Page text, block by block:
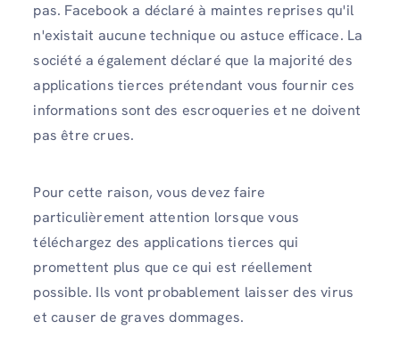
pas. Facebook a déclaré à maintes reprises qu'il
n'existait aucune technique ou astuce efficace. La
société a également déclaré que la majorité des
applications tierces prétendant vous fournir ces
informations sont des escroqueries et ne doivent
pas être crues.
Pour cette raison, vous devez faire
particulièrement attention lorsque vous
téléchargez des applications tierces qui
promettent plus que ce qui est réellement
possible. Ils vont probablement laisser des virus
et causer de graves dommages.